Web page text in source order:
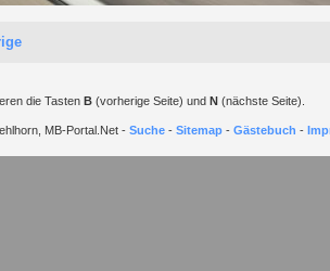
die Tasten B (vorherige Seite) und N (nächste Seite).
MB-Portal.Net - Suche - Sitemap - Gästebuch -